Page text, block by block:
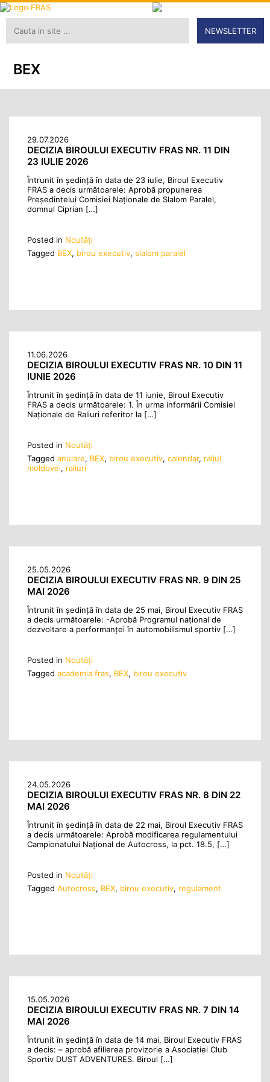
NEWSLETTER
BEX
29.07.2026
DECIZIA BIROULUI EXECUTIV FRAS NR. 11 DIN
23 IULIE 2026
Întrunit în ședință în data de 23 iulie, Biroul Executiv
FRAS a decis următoarele: Aprobă propunerea
Preşedintelui Comisiei Naționale de Slalom Paralel,
domnul Ciprian […]
Posted in Noutăţi
Tagged BEX, birou executiv, slalom paralel
11.06.2026
DECIZIA BIROULUI EXECUTIV FRAS NR. 10 DIN 11
IUNIE 2026
Întrunit în ședință în data de 11 iunie, Biroul Executiv
FRAS a decis următoarele: 1. În urma informării Comisiei
Naționale de Raliuri referitor la […]
Posted in Noutăţi
Tagged anulare, BEX, birou executiv, calendar, raliul
moldovei, raliuri
25.05.2026
DECIZIA BIROULUI EXECUTIV FRAS NR. 9 DIN 25
MAI 2026
Întrunit în ședință în data de 25 mai, Biroul Executiv FRAS
a decis următoarele: -Aprobă Programul naţional de
dezvoltare a performanţei în automobilismul sportiv […]
Posted in Noutăţi
Tagged academia fras, BEX, birou executiv
24.05.2026
DECIZIA BIROULUI EXECUTIV FRAS NR. 8 DIN 22
MAI 2026
Întrunit în ședință în data de 22 mai, Biroul Executiv FRAS
a decis următoarele: Aprobă modificarea regulamentului
Campionatului Național de Autocross, la pct. 18.5, […]
Posted in Noutăţi
Tagged Autocross, BEX, birou executiv, regulament
15.05.2026
DECIZIA BIROULUI EXECUTIV FRAS NR. 7 DIN 14
MAI 2026
Întrunit în ședință în data de 14 mai, Biroul Executiv FRAS
a decis: – aprobă afilierea provizorie a Asociației Club
Sportiv DUST ADVENTURES. Biroul […]